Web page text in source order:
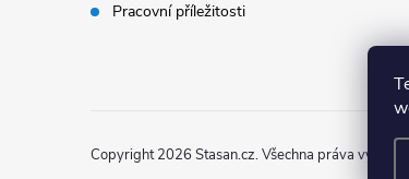
Pracovní příležitosti
Copyright 2026 Stasan.cz. Všechna práva